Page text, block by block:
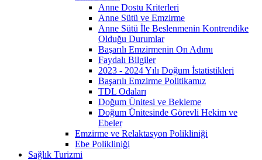
Anne Dostu Kriterleri
Anne Sütü ve Emzirme
Anne Sütü İle Beslenmenin Kontrendike
Olduğu Durumlar
Başarılı Emzirmenin On Adımı
Faydalı Bilgiler
2023 - 2024 Yılı Doğum İstatistikleri
Başarılı Emzirme Politikamız
TDL Odaları
Doğum Ünitesi ve Bekleme
Doğum Ünitesinde Görevli Hekim ve
Ebeler
Emzirme ve Relaktasyon Polikliniği
Ebe Polikliniği
Sağlık Turizmi